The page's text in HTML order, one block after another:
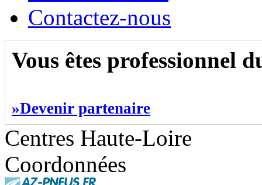
Contactez-nous
Vous êtes professionnel
»Devenir partenaire
Centres Haute-Loire
Coordonnées